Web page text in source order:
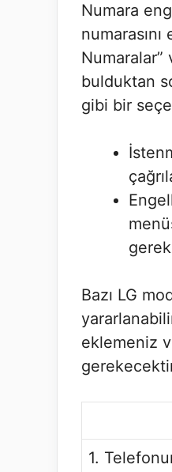
Numara
bulduktan
gibi bir
Bazı LG
eklemeniz
1.